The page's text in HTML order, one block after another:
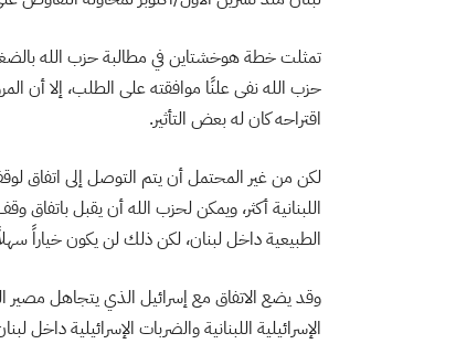
تمثلت خطة هوخشتاين في مطالبة حزب الله
حزب الله نفى علنًا موافقته على الطلب، إلا أن
اقتراحه كان له بعض التأثير.
لكن من غير المحتمل أن يتم التوصل إلى اتفاق
اللبنانية أكثر، ويمكن لحزب الله أن يقبل باتفاق
الطبيعية داخل لبنان، لكن ذلك لن يكون خياراً
وقد يضع الاتفاق مع إسرائيل الذي يتجاهل مصير
الإسرائيلية اللبنانية والضربات الإسرائيلية